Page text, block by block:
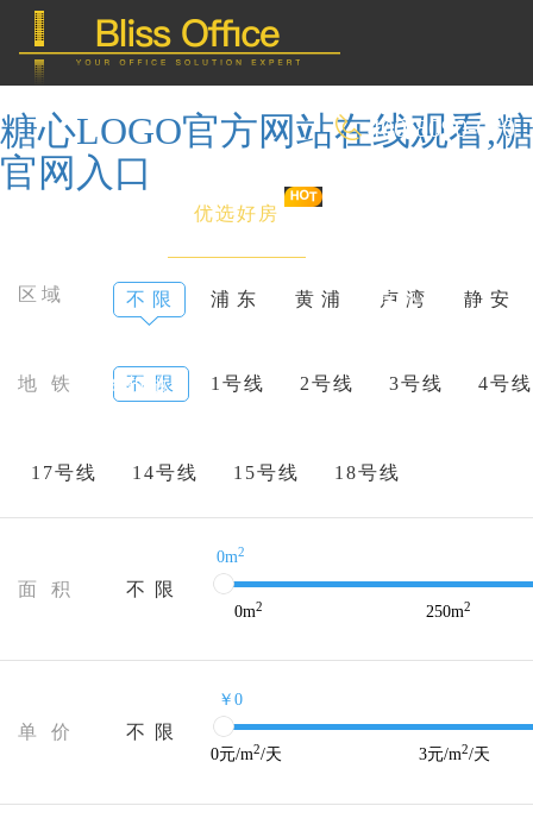
糖心LOGO官方网站在线观看,
官网入口
400-8090-660
优选好房
共享办公
委托&投放
区域 不 限 浦 东 黄 浦 卢 湾 静 安
地 铁 不 限 1号线 2号线 3号线 4号线
17号线 14号线 15号线 18号线
面 积 不 限
0m2
0m2 250m2
单 价 不 限
￥0
0元/m2/天 3元/m2/天